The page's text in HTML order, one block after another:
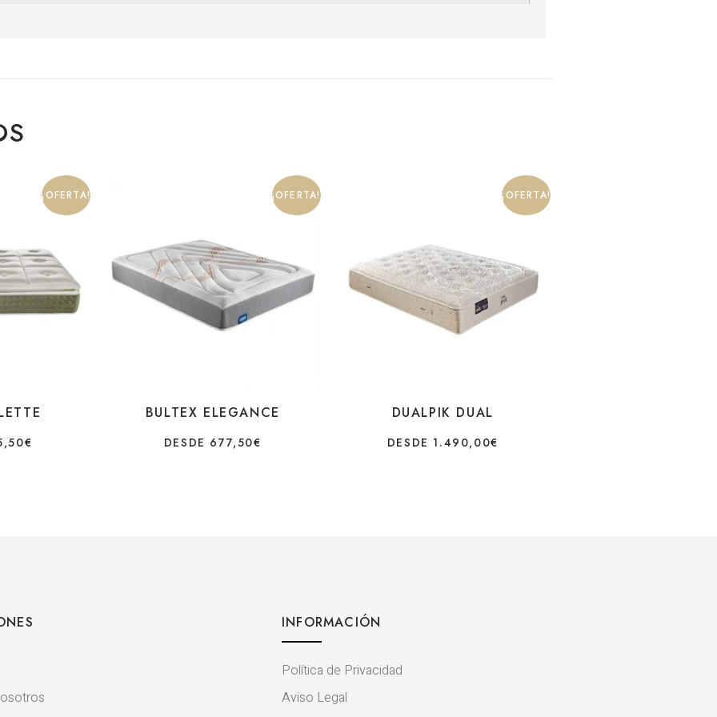
¡OFERTA!
€
¡OFERTA!
BULTEX ELEGANCE
DESDE 677,50€
¡OFERTA!
DUALPIK DUAL
DESDE 1.490,00€
INFORMACIÓN
Política de Privacidad
Aviso Legal